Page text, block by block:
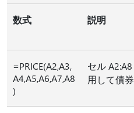
数式 説明
=PRICE(A2,A3,
A4,A5,A6,A7,A8
)
セル
用して債